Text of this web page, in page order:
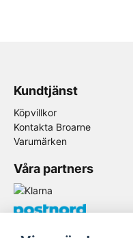
Kundtjänst
Köpvillkor
Kontakta Broarne
Varumärken
Våra partners